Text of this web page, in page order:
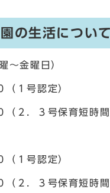
の生活について
金曜日）
１号認定）
２．３号保育短時間
１号認定）
２．３号保育短時間